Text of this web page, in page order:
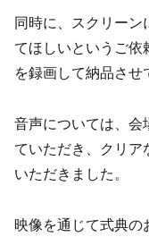
同時に、スクリー
てほしいというご依
を録画して納品させ
音声については、会
ていただき、クリア
いただきました。
映像を通じて式典